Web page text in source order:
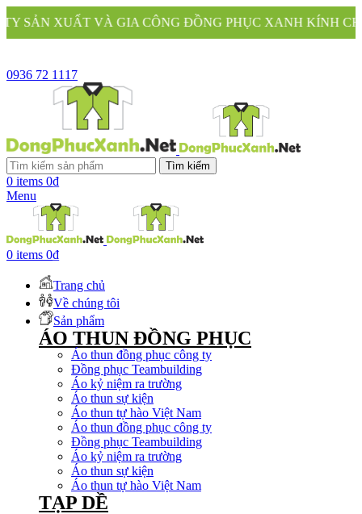
VÀ GIA CÔNG ĐỒNG PHỤC XANH KÍNH CHÀO
0936 72 1117
Tìm kiếm
0 items 0₫
Menu
0 items 0₫
Trang chủ
Về chúng tôi
Sản phẩm
ÁO THUN ĐỒNG PHỤC
Áo thun đồng phục công ty
Đồng phục Teambuilding
Áo kỷ niệm ra trường
Áo thun sự kiện
Áo thun tự hào Việt Nam
Áo thun đồng phục công ty
Đồng phục Teambuilding
Áo kỷ niệm ra trường
Áo thun sự kiện
Áo thun tự hào Việt Nam
TẠP DỀ